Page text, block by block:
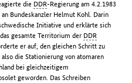
die DDR-Regierung am 4.2.1983
Bundeskanzler Helmut Kohl. Darin
Initiative und erklärte sich
gesamte Territorium der DDR
er auf, den gleichen Schritt zu
die Stationierung von atomaren
bei gleichzeitigem
geworden. Das Schreiben